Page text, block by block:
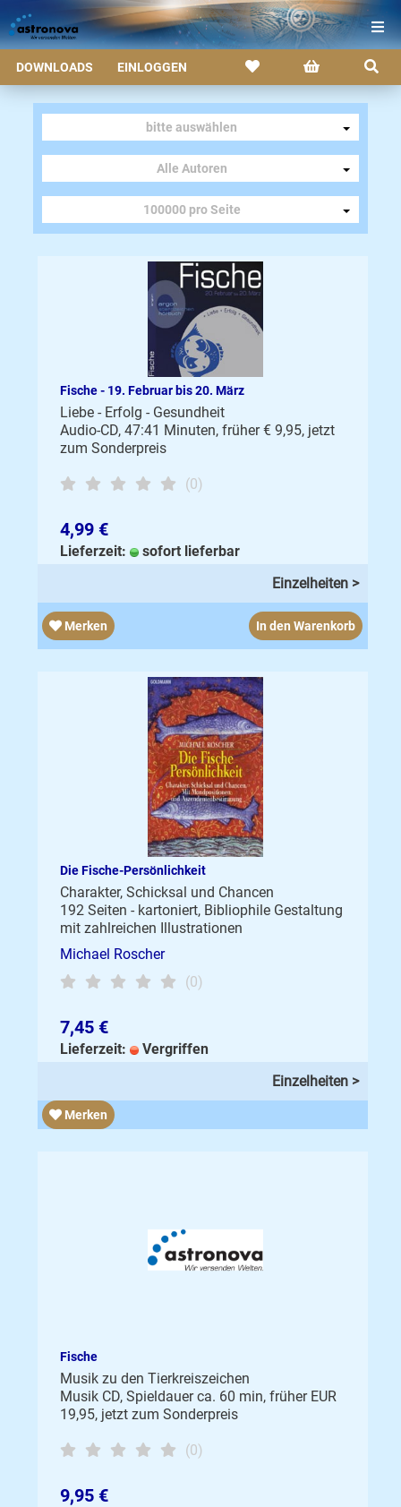
DOWNLOADS EINLOGGEN
bitte auswählen
Alle Autoren
100000 pro Seite
Fische - 19. Februar bis 20. März
Liebe - Erfolg - Gesundheit
Audio-CD, 47:41 Minuten, früher € 9,95, jetzt
zum Sonderpreis
(0)
4,99 €
Lieferzeit:
sofort lieferbar
Einzelheiten >
Merken In den Warenkorb
Die Fische-Persönlichkeit
Charakter, Schicksal und Chancen
192 Seiten - kartoniert, Bibliophile Gestaltung
mit zahlreichen Illustrationen
Michael Roscher
(0)
7,45 €
Lieferzeit:
Vergriffen
Einzelheiten >
Merken
Fische
Musik zu den Tierkreiszeichen
Musik CD, Spieldauer ca. 60 min, früher EUR
19,95, jetzt zum Sonderpreis
(0)
9,95 €